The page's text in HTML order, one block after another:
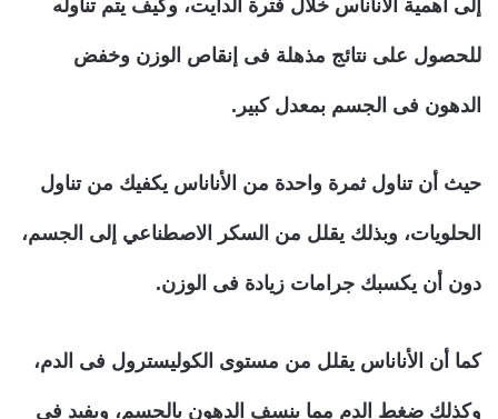
إلى أهمية الأناناس خلال فترة الدايت، وكيف يتم تناوله
للحصول على نتائج مذهلة فى إنقاص الوزن وخفض
الدهون فى الجسم بمعدل كبير.
حيث أن تناول ثمرة واحدة من الأناناس يكفيك من تناول
الحلويات، وبذلك يقلل من السكر الاصطناعي إلى الجسم،
دون أن يكسبك جرامات زيادة فى الوزن.
كما أن الأناناس يقلل من مستوى الكوليسترول فى الدم،
وكذلك ضغط الدم مما ينسف الدهون بالجسم، ويفيد فى